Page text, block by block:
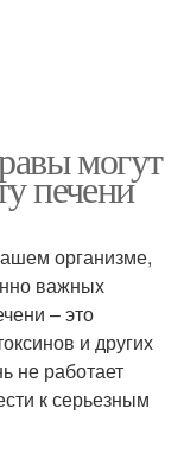
могут
печени
организме,
важных
– это
и других
не работает
к серьезным